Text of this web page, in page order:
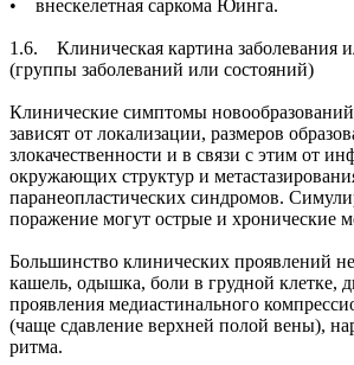
• внескелетная саркома Юинга.
1.6. Клиническая картина заболевания
(группы заболеваний или состояний)
Клинические симптомы новообразований
зависят от локализации, размеров
злокачественности и в связи с этим от
окружающих структур и
паранеопластических синдромов.
поражение могут острые и хронические
Большинство клинических проявлений
кашель, одышка, боли в грудной клетке,
проявления медиастинального
(чаще сдавление верхней полой вены),
ритма.